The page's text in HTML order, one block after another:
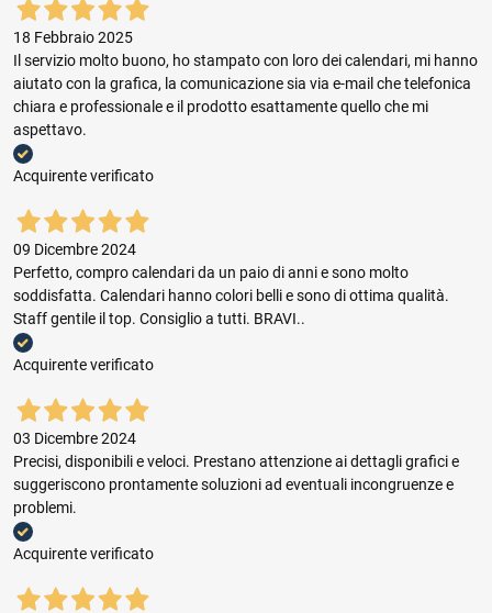
18 Febbraio 2025
Il servizio molto buono, ho stampato con loro dei calendari, mi hanno
aiutato con la grafica, la comunicazione sia via e-mail che telefonica
chiara e professionale e il prodotto esattamente quello che mi
aspettavo.
Acquirente verificato
09 Dicembre 2024
Perfetto, compro calendari da un paio di anni e sono molto
soddisfatta. Calendari hanno colori belli e sono di ottima qualità.
Staff gentile il top. Consiglio a tutti. BRAVI..
Acquirente verificato
03 Dicembre 2024
Precisi, disponibili e veloci. Prestano attenzione ai dettagli grafici e
suggeriscono prontamente soluzioni ad eventuali incongruenze e
problemi.
Acquirente verificato